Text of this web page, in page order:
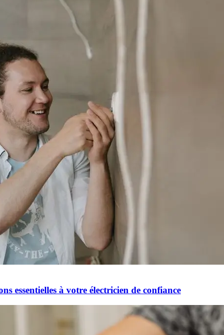
essentielles à votre électricien de confiance